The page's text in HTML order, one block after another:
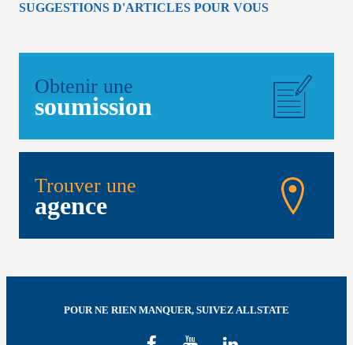
SUGGESTIONS D'ARTICLES POUR VOUS
Obtenir une
soumission
Trouver une
agence
POUR NE RIEN MANQUER, SUIVEZ ALLSTATE